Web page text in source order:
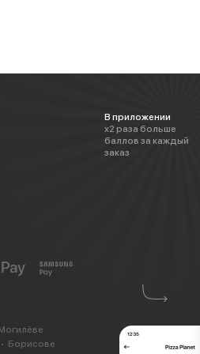
В приложении
х2 раза больше
баллов за каждый
заказ
Борисове